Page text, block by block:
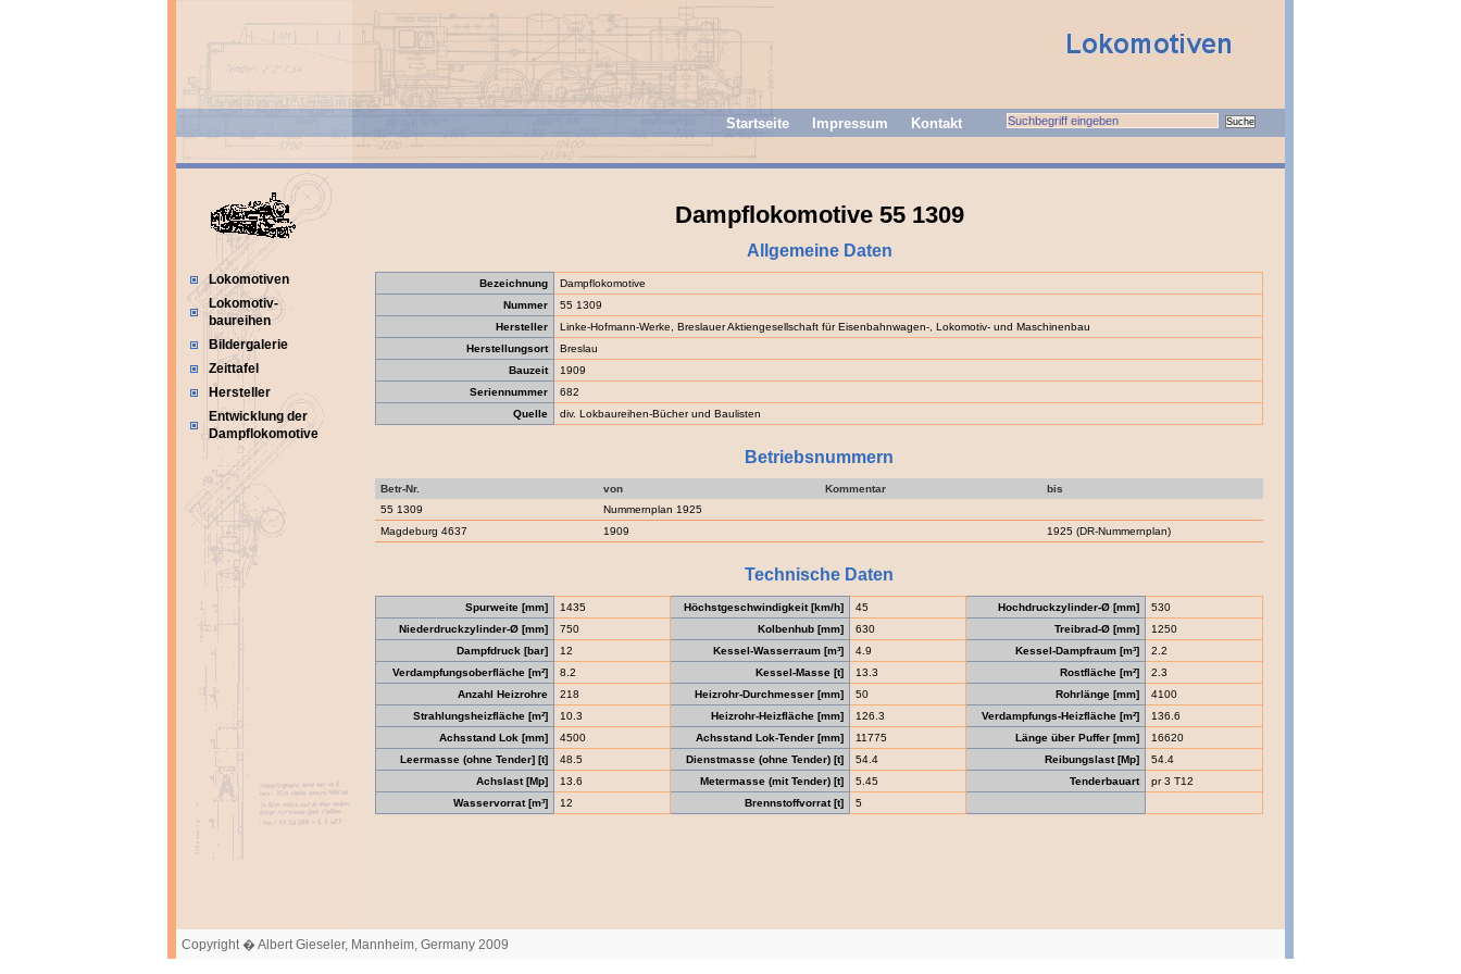
Startseite Impressum Kontakt
Lokomotiven
Lokomotiv-
baureihen
Bildergalerie
Zeittafel
Hersteller
Entwicklung der
Dampflokomotive
Dampflokomotive 55 1309
Allgemeine Daten
Bezeichnung
Dampflokomotive
Nummer
55 1309
Hersteller
Linke-Hofmann-Werke, Breslauer Aktiengesellschaft für Eisenbahnwagen-, Lokomotiv- und Maschinenbau
Herstellungsort
Breslau
Bauzeit
1909
Seriennummer
682
Quelle
div. Lokbaureihen-Bücher und Baulisten
Betriebsnummern
Betr-Nr. von Kommentar
bis
55 1309
Nummernplan 1925
Magdeburg 4637
1909 1925 (DR-Nummernplan)
Technische Daten
Spurweite [mm] 1435 Höchstgeschwindigkeit [km/h] 45 Hochdruckzylinder-Ø [mm]
530
Niederdruckzylinder-Ø [mm]
750 Kolbenhub [mm] 630 Treibrad-Ø [mm]
1250
Dampfdruck [bar]
12 Kessel-Wasserraum [m³] 4.9 Kessel-Dampfraum [m³]
2.2
Verdampfungsoberfläche [m²]
8.2 Kessel-Masse [t] 13.3 Rostfläche [m²]
2.3
Anzahl Heizrohre
218 Heizrohr-Durchmesser [mm] 50 Rohrlänge [mm]
4100
Strahlungsheizfläche [m²]
10.3 Heizrohr-Heizfläche [mm] 126.3 Verdampfungs-Heizfläche [m²]
136.6
Achsstand Lok [mm]
4500 Achsstand Lok-Tender [mm] 11775 Länge über Puffer [mm]
16620
Leermasse (ohne Tender] [t]
48.5 Dienstmasse (ohne Tender) [t] 54.4 Reibungslast [Mp]
54.4
Achslast [Mp]
13.6 Metermasse (mit Tender) [t] 5.45 Tenderbauart
pr 3 T12
Wasservorrat [m³]
12 Brennstoffvorrat [t] 5
Copyright � Albert Gieseler, Mannheim, Germany 2009